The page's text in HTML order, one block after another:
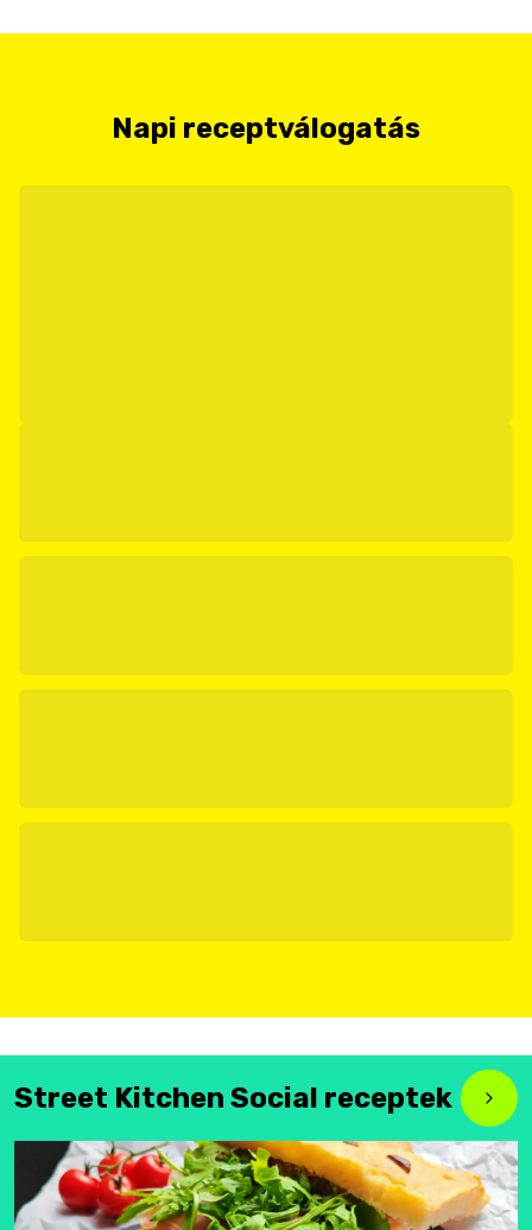
Napi receptválogatás
Street Kitchen Social receptek